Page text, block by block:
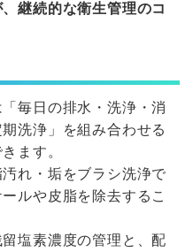
継続的な衛生管理のコ
毎日の排水・洗浄・消
洗浄」を組み合わせる
ます。
れ・垢をブラシ洗浄で
ルや皮脂を除去するこ
塩素濃度の管理と、配